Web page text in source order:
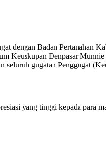
dengan Badan Pertanahan
Denpasar
gugatan Penggugat
yang tinggi kepada